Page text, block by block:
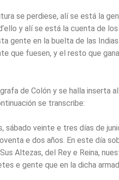
se perdiese, alí se está la
y alí se está la cuenta de
gente en la buelta de las
que fuesen, y el resto que
de Colón y se halla inserta
se transcribe:
sábado veinte e tres días de
e dos años. En este día
Altezas, del Rey e Reina,
e gente que en la dicha